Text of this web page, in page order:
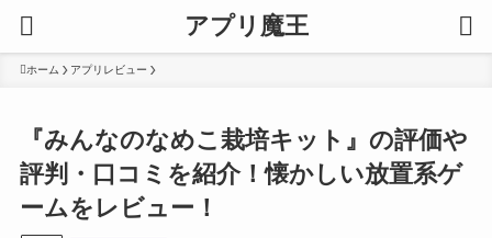
アプリ魔王
ホーム アプリレビュー
『みんなのなめこ栽培キット』の評価や
評判・口コミを紹介！懐かしい放置系ゲ
ームをレビュー！